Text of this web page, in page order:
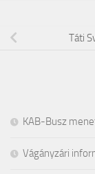
Táti
KAB-Busz
Vágányzári